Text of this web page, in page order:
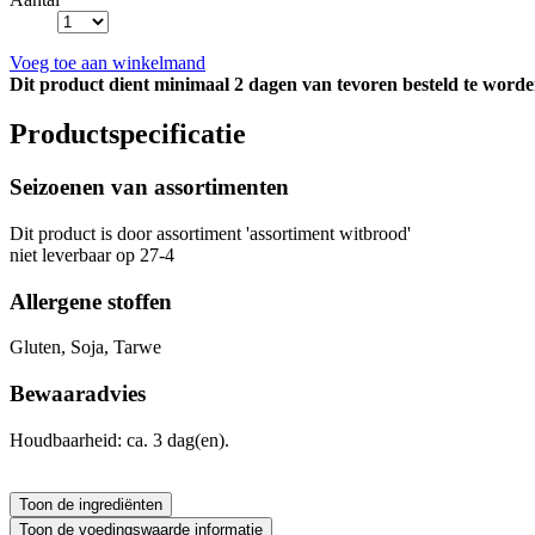
Voeg toe aan winkelmand
Dit product dient minimaal 2 dagen van tevoren besteld te
Productspecificatie
Seizoenen van assortimenten
Dit product is door assortiment 'assortiment witbrood'
niet leverbaar op 27-4
Allergene stoffen
Gluten, Soja, Tarwe
Bewaaradvies
Houdbaarheid: ca. 3 dag(en).